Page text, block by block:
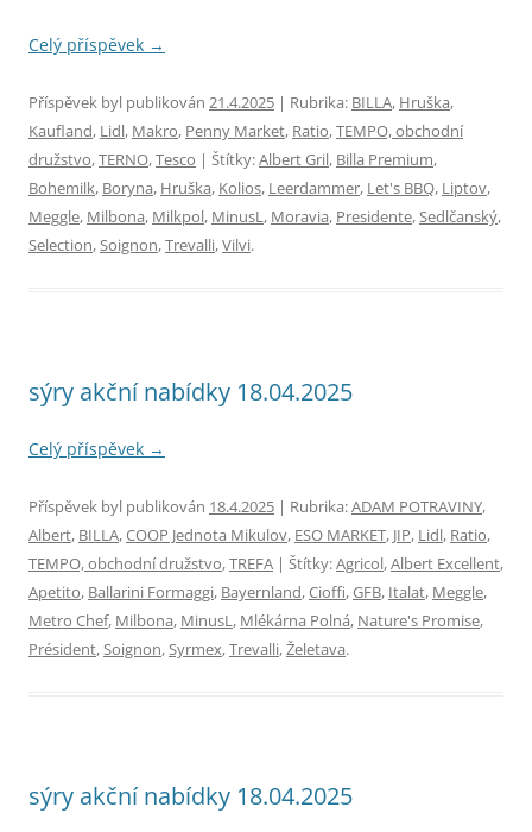
Celý příspěvek →
Příspěvek byl publikován 21.4.2025 | Rubrika: BILLA, Hruška,
Kaufland, Lidl, Makro, Penny Market, Ratio,TEMPO, obchodní
družstvo,TERNO,Tesco | Štítky:Albert Gril, Billa Premium,
Bohemilk, Boryna, Hruška, Kolios, Leerdammer, Let's BBQ, Liptov,
Meggle, Milbona, Milkpol, MinusL, Moravia, Presidente,Sedlčanský,
Selection,Soignon,Trevalli,Vilvi.
sýry akční nabídky 18.04.2025
Celý příspěvek →
Příspěvek byl publikován 18.4.2025 | Rubrika:ADAM POTRAVINY,
Albert, BILLA,COOP Jednota Mikulov, ESO MARKET, JIP, Lidl, Ratio,
TEMPO, obchodní družstvo,TREFA | Štítky:Agricol,Albert Excellent,
Apetito, Ballarini Formaggi, Bayernland,Cioffi,GFB, Italat, Meggle,
Metro Chef, Milbona, MinusL, Mlékárna Polná, Nature's Promise,
Président,Soignon,Syrmex,Trevalli,Želetava.
sýry akční nabídky 18.04.2025